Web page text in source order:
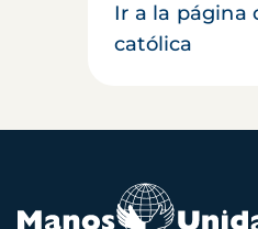
Ir a la página
católica